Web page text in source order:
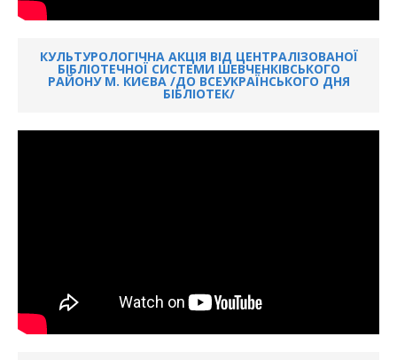
КУЛЬТУРОЛОГІЧНА АКЦІЯ ВІД ЦЕНТРАЛІЗОВАНОЇ
БІБЛІОТЕЧНОЇ СИСТЕМИ ШЕВЧЕНКІВСЬКОГО
РАЙОНУ М. КИЄВА /ДО ВСЕУКРАЇНСЬКОГО ДНЯ
БІБЛІОТЕК/